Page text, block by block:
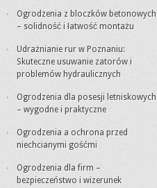
Ogrodzenia z bloczków betonowych
– solidność i łatwość montażu
Udrażnianie rur w Poznaniu:
Skuteczne usuwanie zatorów i
problemów hydraulicznych
Ogrodzenia dla posesji letniskowych
– wygodne i praktyczne
Ogrodzenia a ochrona przed
niechcianymi gośćmi
Ogrodzenia dla firm –
bezpieczeństwo i wizerunek